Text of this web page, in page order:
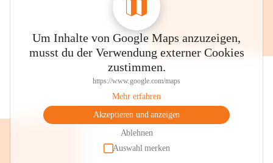
Um Inhalte von Google Maps anzuzeigen,
musst du der Verwendung externer Cookies
zustimmen.
https://www.google.com/maps
Mehr erfahren
Akzeptieren und anzeigen
Ablehnen
Auswahl merken